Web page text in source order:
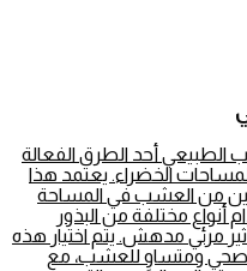
الطبيعي أحد الطرق الفعالة
الخضراء. يعتمد هذا
من العشب في المساحة
أنواع مختلفة من البذور
مرئي مدهش. يتم اختيار هذه
صحي ومتساوٍ للعشب، مع